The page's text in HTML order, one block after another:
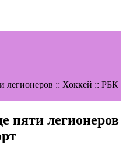
легионеров :: Хоккей :: РБК
пяти легионеров